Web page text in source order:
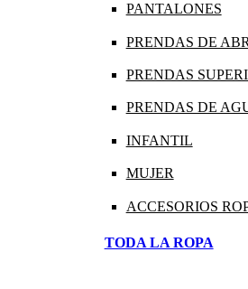
PANTALONES
PRENDAS DE
PRENDAS
PRENDAS DE
INFANTIL
MUJER
ACCESORIOS
TODA LA ROPA